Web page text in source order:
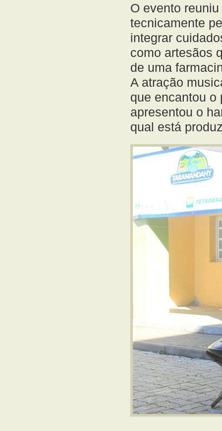
O evento
tecnicamente
integrar
como artesãos
de uma
A atração
que encantou o
apresentou o
qual está